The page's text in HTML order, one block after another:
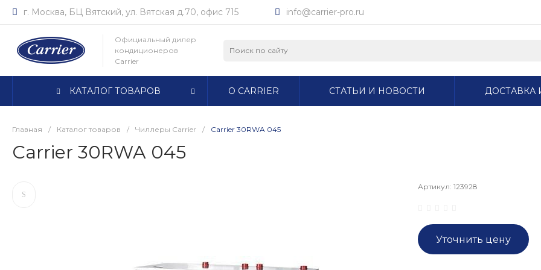
г. Москва, БЦ Вятский, ул. Вятская д.70, офис 715 info@carrier-pro.ru
Официальный дилер
кондиционеров
Carrier
КАТАЛОГ ТОВАРОВ О CARRIER СТАТЬИ И НОВОСТИ ДОСТАВКА
Главная / Каталог товаров / Чиллеры Carrier / Carrier 30RWA 045
Carrier 30RWA 045
Артикул: 123928
Уточнить цену